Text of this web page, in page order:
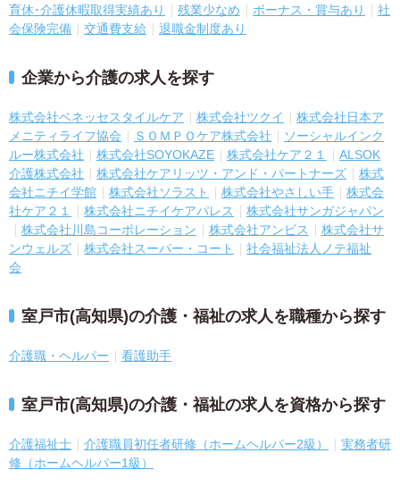
育休･介護休暇取得実績あり
残業少なめ ボーナス・賞与あり
社
会保険完備
交通費支給 退職金制度あり
企業から介護の求人を探す
株式会社ベネッセスタイルケア 株式会社ツクイ
株式会社日本ア
メニティライフ協会
ＳＯＭＰＯケア株式会社
ソーシャルインク
ルー株式会社
株式会社SOYOKAZE 株式会社ケア２１
ALSOK
介護株式会社
株式会社ケアリッツ・アンド・パートナーズ
株式
会社ニチイ学館
株式会社ソラスト 株式会社やさしい手
株式会
社ケア２１
株式会社ニチイケアパレス
株式会社サンガジャパン
株式会社川島コーポレーション
株式会社アンビス
株式会社サ
ンウェルズ
株式会社スーパー・コート
社会福祉法人ノテ福祉
会
室戸市(高知県)の介護・福祉の求人を職種から探す
介護職・ヘルパー 看護助手
室戸市(高知県)の介護・福祉の求人を資格から探す
介護福祉士 介護職員初任者研修（ホームヘルパー2級）
実務者研
修（ホームヘルパー1級）